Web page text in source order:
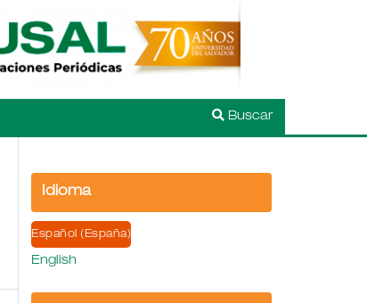
Buscar
Idioma
Español (España)
English